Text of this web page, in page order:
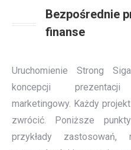
Bezpośrednie
finanse
Uruchomienie Strong
koncepcji
marketingowy. Każdy
zwrócić. Poniższe
przykłady